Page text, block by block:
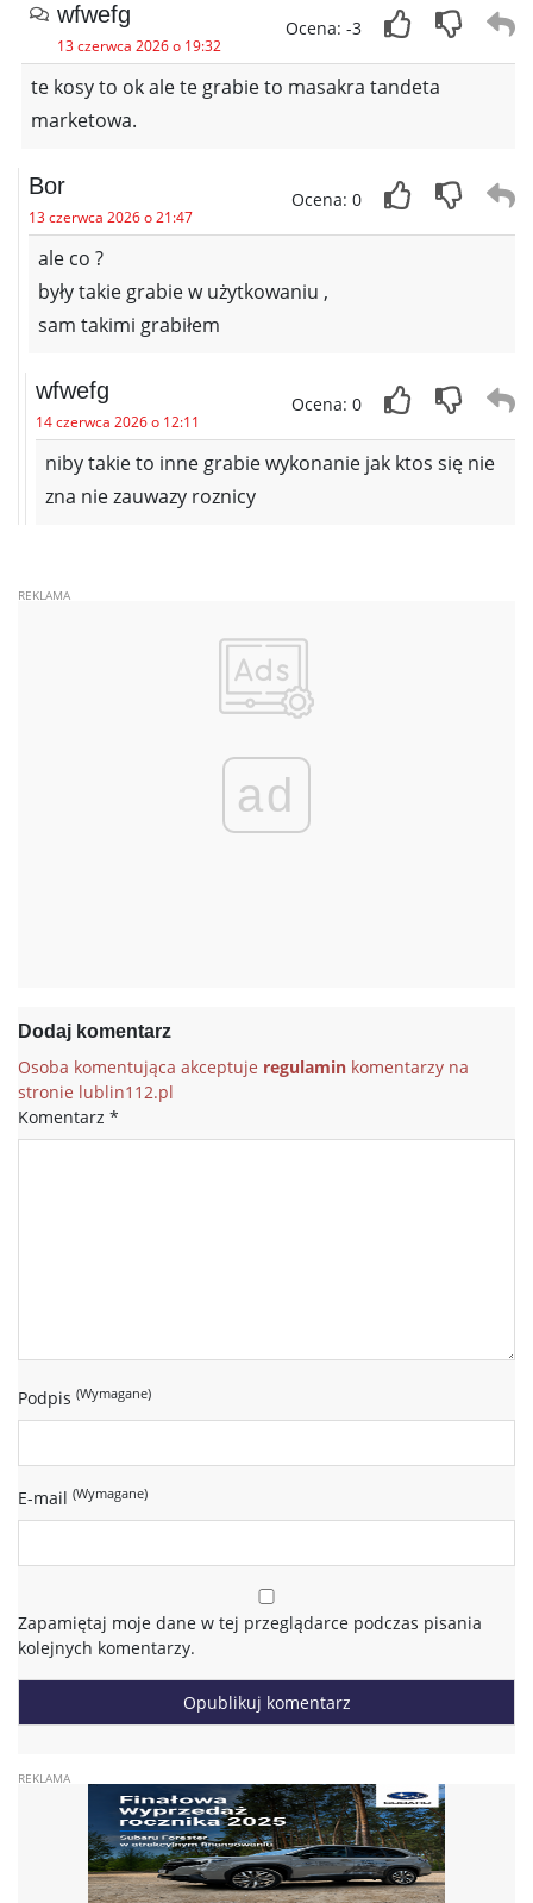
wfwefg
13 czerwca 2026 o 19:32
Ocena: -3
te kosy to ok ale te grabie to masakra tandeta
marketowa.
Bor
13 czerwca 2026 o 21:47
Ocena: 0
ale co ?
były takie grabie w użytkowaniu ,
sam takimi grabiłem
wfwefg
14 czerwca 2026 o 12:11
Ocena: 0
niby takie to inne grabie wykonanie jak ktos się nie
zna nie zauwazy roznicy
ad
Dodaj komentarz
Osoba komentująca akceptuje regulamin komentarzy na
stronie lublin112.pl
Komentarz *
Podpis (Wymagane)
E-mail (Wymagane)
Zapamiętaj moje dane w tej przeglądarce podczas pisania
kolejnych komentarzy.